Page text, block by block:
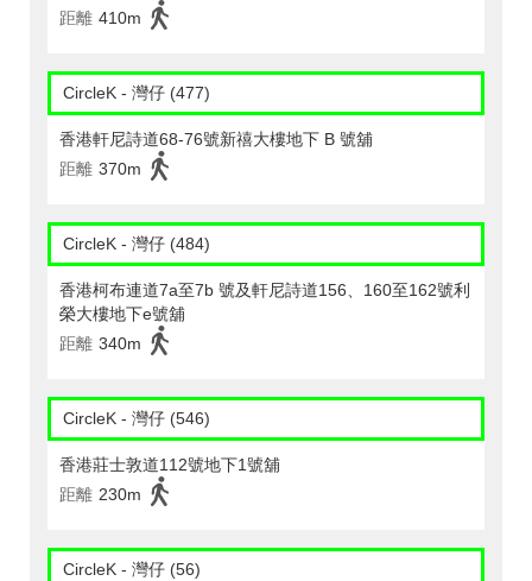
距離 410m
CircleK - 灣仔 (477)
香港軒尼詩道68-76號新禧大樓地下 B 號舖
距離 370m
CircleK - 灣仔 (484)
香港柯布連道7a至7b 號及軒尼詩道156、160至162號利
榮大樓地下e號舖
距離 340m
CircleK - 灣仔 (546)
香港莊士敦道112號地下1號舖
距離 230m
CircleK - 灣仔 (56)